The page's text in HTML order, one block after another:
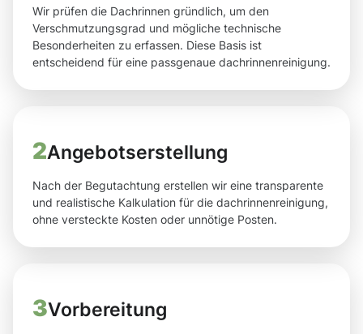
Wir prüfen die Dachrinnen gründlich, um den
Verschmutzungsgrad und mögliche technische
Besonderheiten zu erfassen. Diese Basis ist
entscheidend für eine passgenaue dachrinnenreinigung.
2Angebotserstellung
Nach der Begutachtung erstellen wir eine transparente
und realistische Kalkulation für die dachrinnenreinigung,
ohne versteckte Kosten oder unnötige Posten.
3Vorbereitung